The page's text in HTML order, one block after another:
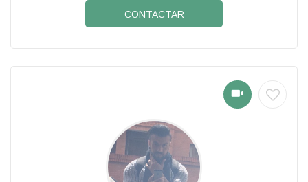
CONTACTAR